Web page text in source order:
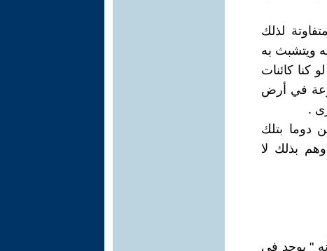
لذلك
ويتشبث به
كنا كائنات
في أرض
.
دوما بتلك
بذلك لا
" يوجد في